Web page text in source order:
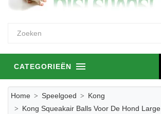
CATEGORIEËN
Home Speelgoed
Kong
Kong Squeakair Balls Voor De Hond Large